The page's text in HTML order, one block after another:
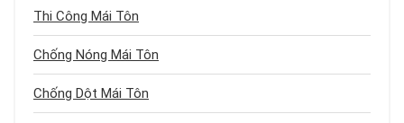
Thi Công Mái Tôn
Chống Nóng Mái Tôn
Chống Dột Mái Tôn